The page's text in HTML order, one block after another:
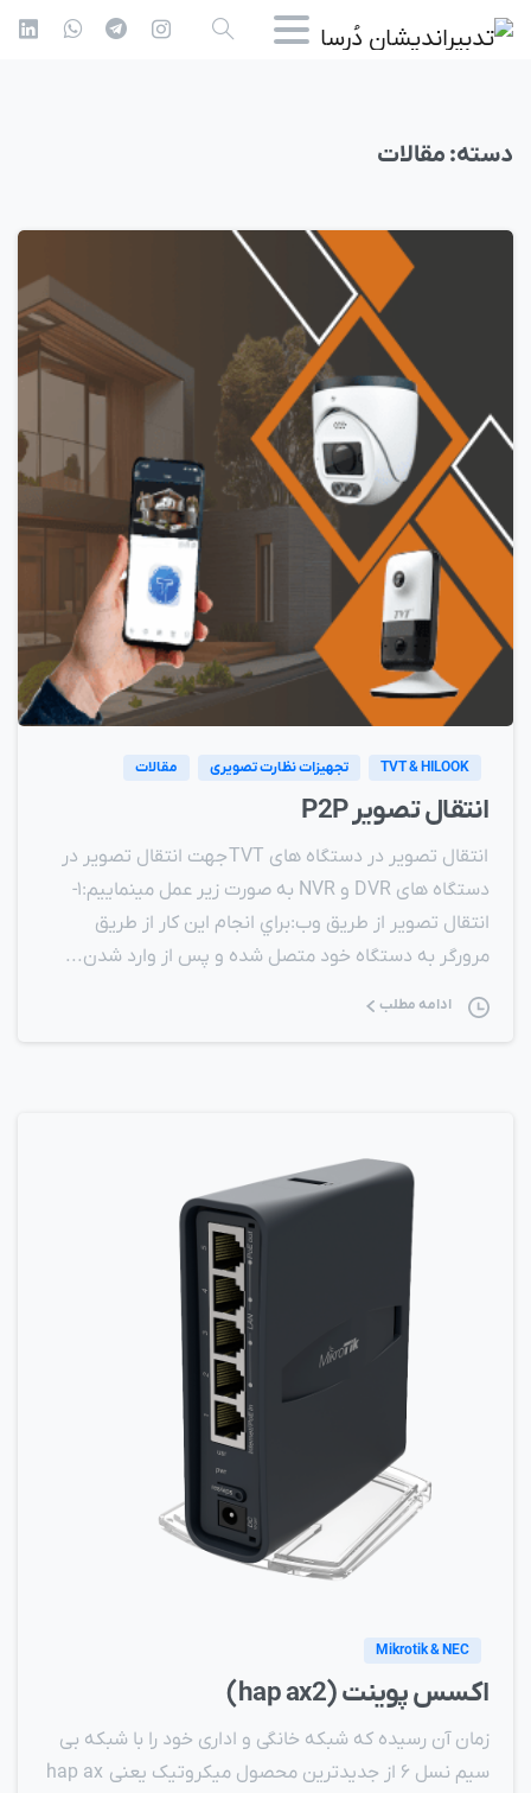
دسته:مقالات
TVT & HILOOK تجهیزات نظارت تصویری مقالات
انتقال تصویر P2P
انتقال تصویر در دستگاه های TVT جهت انتقال تصویر در
دستگاه های DVR و NVR به صورت زیر عمل مینماییم:۱-
انتقال تصویر از طریق وب:براي انجام این کار از طریق
مرورگر به دستگاه خود متصل شده و پس از وارد شدن...
ادامه مطلب
Mikrotik & NEC
اکسس پوینت (hap ax2)
زمان آن رسیده که شبکه خانگی و اداری خود را با شبکه بی
سیم نسل ۶ از جدیدترین محصول میکروتیک یعنی hap ax